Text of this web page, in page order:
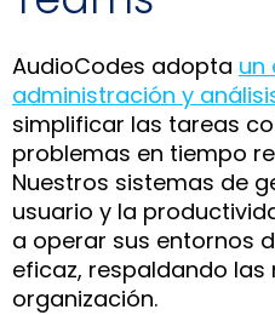
AudioCodes adopta un
administración y
simplificar las tareas
problemas en tiempo
Nuestros sistemas de
usuario y la
a operar sus entornos
eficaz, respaldando
organización.